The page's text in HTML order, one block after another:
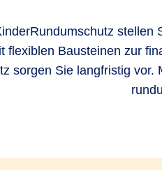
stellen
flexiblen Bausteinen zur
sorgen Sie langfristig vor.